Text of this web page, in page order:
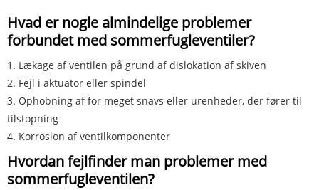
Hvad er nogle almindelige problemer
forbundet med sommerfugleventiler?
1. Lækage af ventilen på grund af dislokation af skiven
2. Fejl i aktuator eller spindel
3. Ophobning af for meget snavs eller urenheder, der fører til
tilstopning
4. Korrosion af ventilkomponenter
Hvordan fejlfinder man problemer med
sommerfugleventilen?